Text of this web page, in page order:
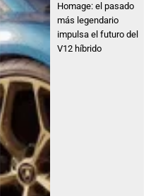
Homage: el pasado
más legendario
impulsa el futuro del
V12 híbrido